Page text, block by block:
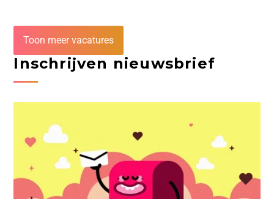
Toon meer vacatures
Inschrijven nieuwsbrief